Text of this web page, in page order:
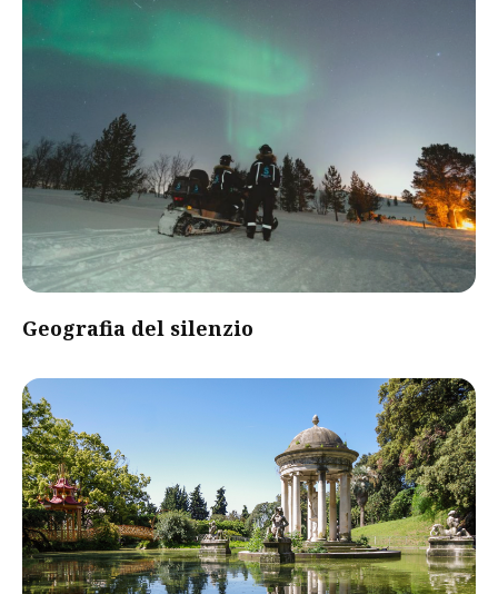
Geografia del silenzio